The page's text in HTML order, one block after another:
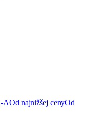
AOd najnižšej cenyOd